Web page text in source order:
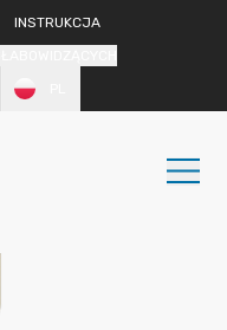
INSTRUKCJA